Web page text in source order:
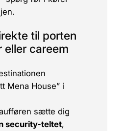
til porten
eller careem
Mena House”i
sætte dig
security-teltet,